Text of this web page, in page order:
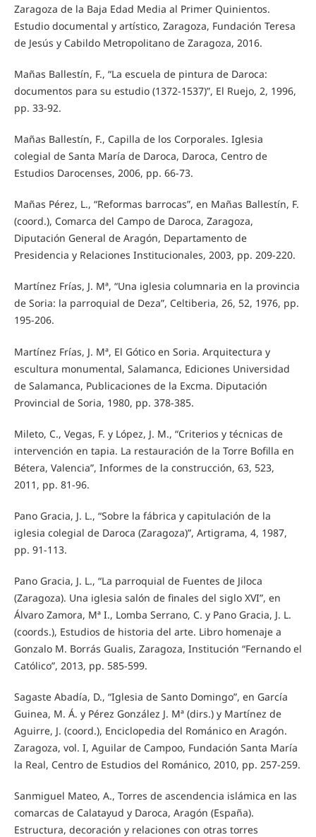
Zaragoza de la Baja Edad Media al Primer Quinientos.
Estudio documental y artístico, Zaragoza, Fundación Teresa
de Jesús y Cabildo Metropolitano de Zaragoza, 2016.
Mañas Ballestín, F., “La escuela de pintura de Daroca:
documentos para su estudio (1372-1537)”, El Ruejo, 2, 1996,
pp. 33-92.
Mañas Ballestín, F., Capilla de los Corporales. Iglesia
colegial de Santa María de Daroca, Daroca, Centro de
Estudios Darocenses, 2006, pp. 66-73.
Mañas Pérez, L., “Reformas barrocas”, en Mañas Ballestín, F.
(coord.), Comarca del Campo de Daroca, Zaragoza,
Diputación General de Aragón, Departamento de
Presidencia y Relaciones Institucionales, 2003, pp. 209-220.
Martínez Frías, J. Mª, “Una iglesia columnaria en la provincia
de Soria: la parroquial de Deza”, Celtiberia, 26, 52, 1976, pp.
195-206.
Martínez Frías, J. Mª, El Gótico en Soria. Arquitectura y
escultura monumental, Salamanca, Ediciones Universidad
de Salamanca, Publicaciones de la Excma. Diputación
Provincial de Soria, 1980, pp. 378-385.
Mileto, C., Vegas, F. y López, J. M., “Criterios y técnicas de
intervención en tapia. La restauración de la Torre Bofilla en
Bétera, Valencia”, Informes de la construcción, 63, 523,
2011, pp. 81-96.
Pano Gracia, J. L., “Sobre la fábrica y capitulación de la
iglesia colegial de Daroca (Zaragoza)”, Artigrama, 4, 1987,
pp. 91-113.
Pano Gracia, J. L., “La parroquial de Fuentes de Jiloca
(Zaragoza). Una iglesia salón de finales del siglo XVI”, en
Álvaro Zamora, Mª I., Lomba Serrano, C. y Pano Gracia, J. L.
(coords.), Estudios de historia del arte. Libro homenaje a
Gonzalo M. Borrás Gualis, Zaragoza, Institución “Fernando el
Católico”, 2013, pp. 585-599.
Sagaste Abadía, D., “Iglesia de Santo Domingo”, en García
Guinea, M. Á. y Pérez González J. Mª (dirs.) y Martínez de
Aguirre, J. (coord.), Enciclopedia del Románico en Aragón.
Zaragoza, vol. I, Aguilar de Campoo, Fundación Santa María
la Real, Centro de Estudios del Románico, 2010, pp. 257-259.
Sanmiguel Mateo, A., Torres de ascendencia islámica en las
comarcas de Calatayud y Daroca, Aragón (España).
Estructura, decoración y relaciones con otras torres